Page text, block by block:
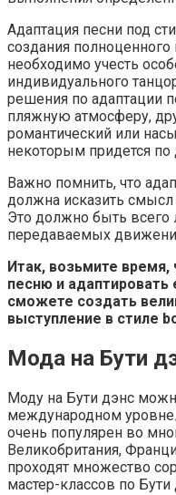
Адаптация песни под
создания
необходимо учесть
индивидуального
решения по адаптации
пляжную атмосферу,
романтический или
некоторым придется
Важно помнить, что
должна исказить
Это должно быть всего
передаваемых
Итак, возьмите
песню и адаптировать
сможете создать
выступление в стиле
Мода на Бути
Моду на Бути дэнс
международном
очень популярен во
Великобритания,
проходят множество
мастер-классов по Бути